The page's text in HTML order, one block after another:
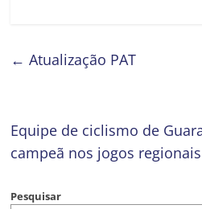
← Atualização PAT
Equipe de ciclismo de
campeã nos jogos regionais
Pesquisar